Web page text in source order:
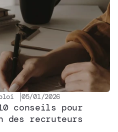
05/01/2026
conseils pour
recruteurs